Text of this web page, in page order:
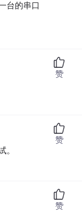
台的串口
赞
。
赞
赞